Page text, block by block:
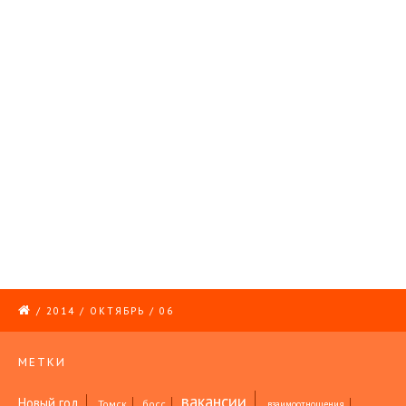
/ 2014 / ОКТЯБРЬ / 06
МЕТКИ
Новый год вакансии